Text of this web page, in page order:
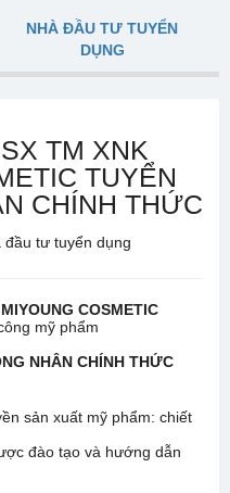
NHÀ ĐẦU TƯ TUYỂN
DỤNG
TM XNK
TUYỂN
CHÍNH THỨC
đầu tư tuyển dụng
COSMETIC
mỹ phẩm
NHÂN CHÍNH THỨC
sản xuất mỹ phẩm: chiết
đào tạo và hướng dẫn